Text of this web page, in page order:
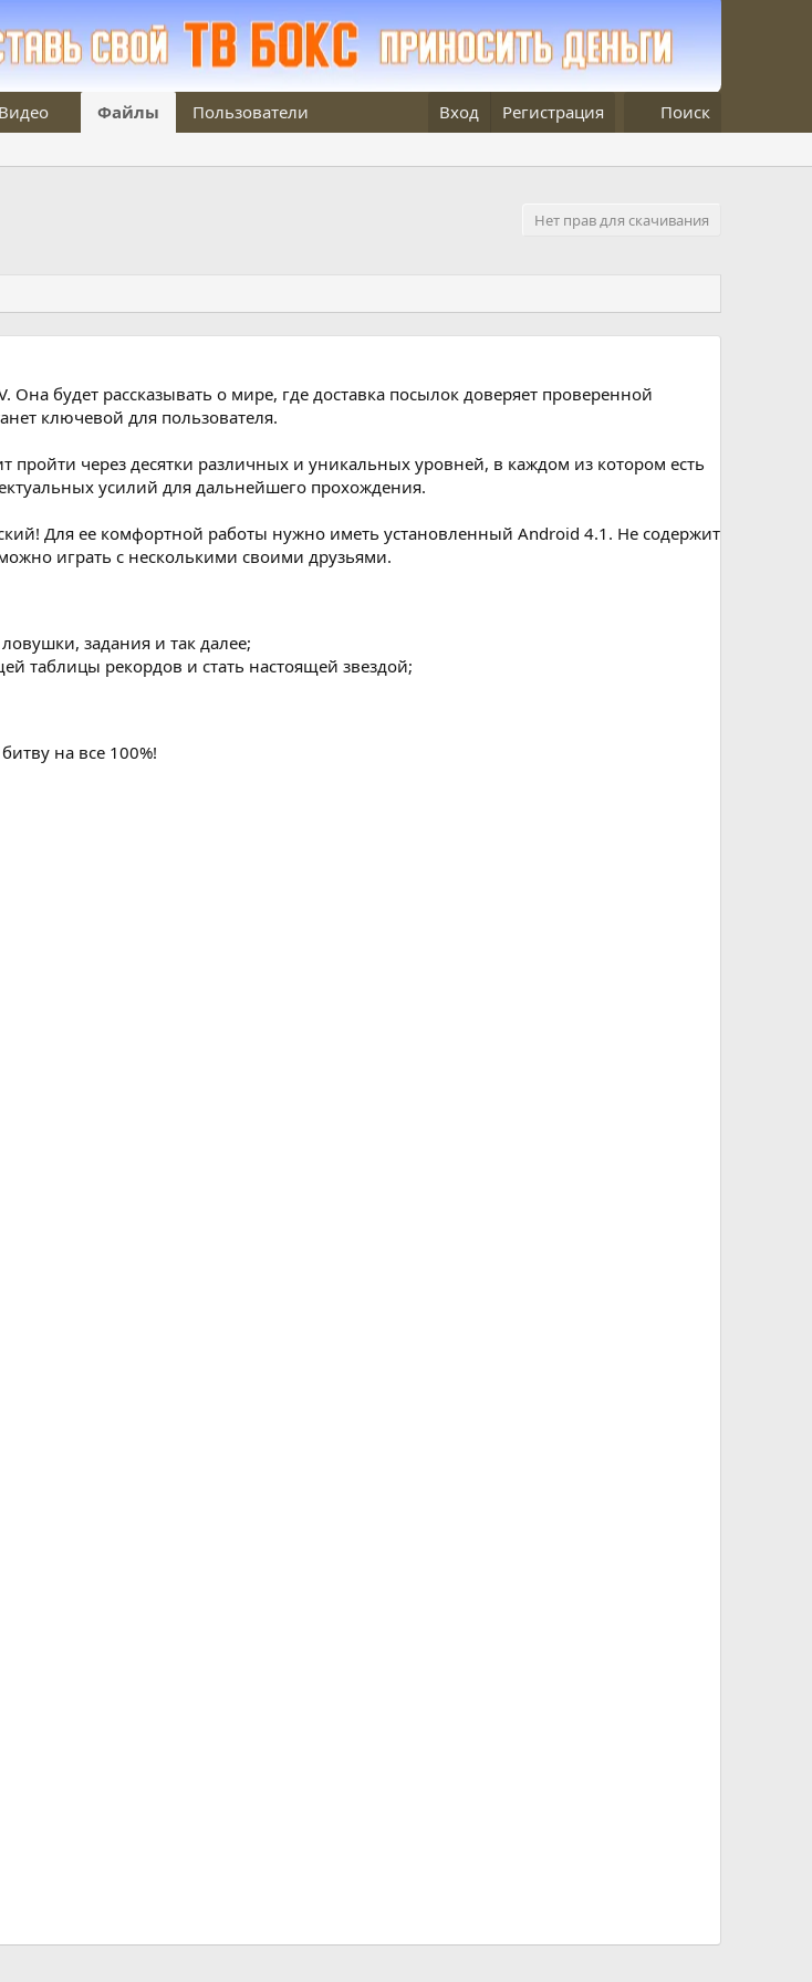
Видео Файлы Пользователи Вход Регистрация Поиск
Нет прав для скачивания
Она будет рассказывать о мире, где доставка посылок доверяет проверенной
ключевой для пользователя.
пройти через десятки различных и уникальных уровней, в каждом из котором есть
усилий для дальнейшего прохождения.
Для ее комфортной работы нужно иметь установленный Android 4.1. Не содержит
играть с несколькими своими друзьями.
задания и так далее;
таблицы рекордов и стать настоящей звездой;
на все 100%!